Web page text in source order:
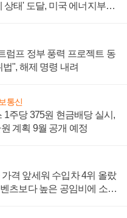
상태' 도달, 미국 에너지부
럼프 정부 풍력 프로젝트 동
", 해제 명령 내려
통신
1주당 375원 현금배당 실시,
계획 9월 공개 예정
격 앞세워 수입차 4위 올랐
츠보다 높은 공임비에 소비